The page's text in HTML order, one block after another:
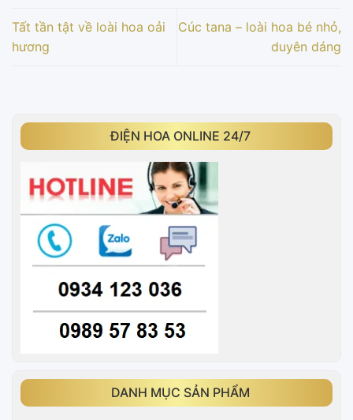
bền bỉ
rũ!
nghĩa
Tất tần tật về loài hoa oải
hương
Cúc tana – loài hoa bé nhỏ,
duyên dáng
ĐIỆN HOA ONLINE 24/7
DANH MỤC SẢN PHẨM